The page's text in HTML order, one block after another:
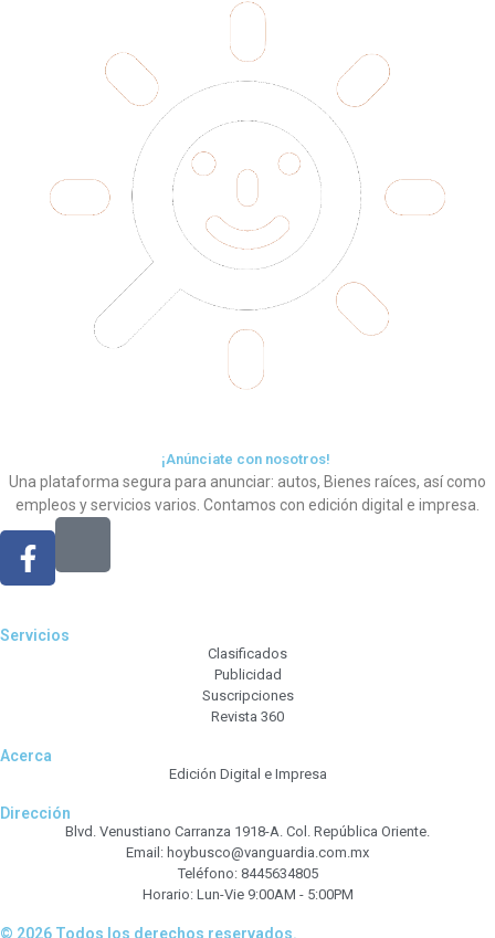
¡Anúnciate con nosotros!
Una plataforma segura para anunciar: autos, Bienes raíces, así como
empleos y servicios varios. Contamos con edición digital e impresa.
Servicios
Clasificados
Publicidad
Suscripciones
Revista 360
Acerca
Edición Digital e Impresa
Dirección
Blvd. Venustiano Carranza 1918-A. Col. República Oriente.
Email: hoybusco@vanguardia.com.mx
Teléfono: 8445634805
Horario: Lun-Vie 9:00AM - 5:00PM
© 2026 Todos los derechos reservados.